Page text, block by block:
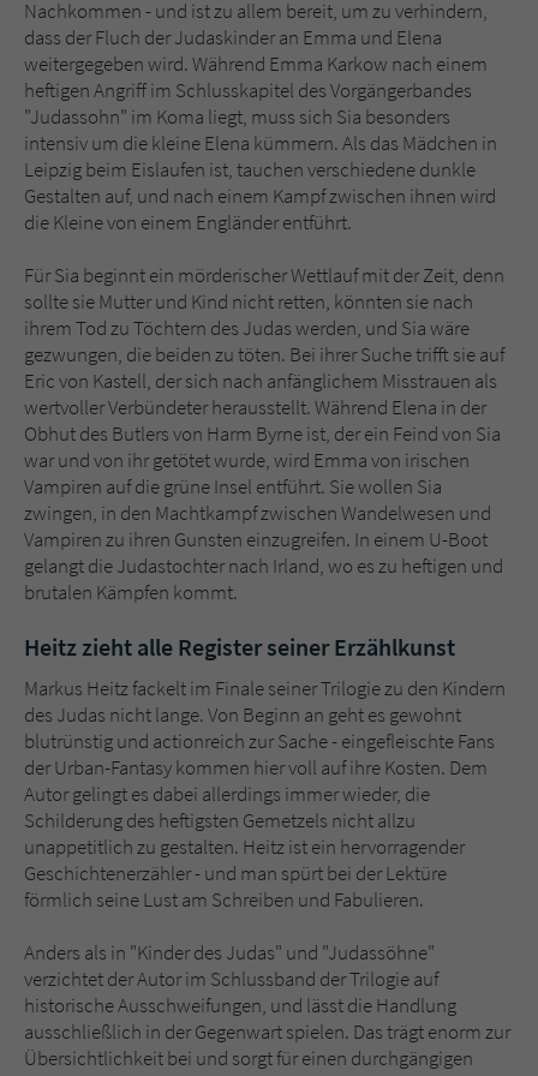
Nachkommen - und ist zu allem bereit, um zu verhindern,
dass der Fluch der Judaskinder an Emma und Elena
weitergegeben wird. Während Emma Karkow nach einem
heftigen Angriff im Schlusskapitel des Vorgängerbandes
"Judassohn" im Koma liegt, muss sich Sia besonders
intensiv um die kleine Elena kümmern. Als das Mädchen in
Leipzig beim Eislaufen ist, tauchen verschiedene dunkle
Gestalten auf, und nach einem Kampf zwischen ihnen wird
die Kleine von einem Engländer entführt.
Für Sia beginnt ein mörderischer Wettlauf mit der Zeit, denn
sollte sie Mutter und Kind nicht retten, könnten sie nach
ihrem Tod zu Töchtern des Judas werden, und Sia wäre
gezwungen, die beiden zu töten. Bei ihrer Suche trifft sie auf
Eric von Kastell, der sich nach anfänglichem Misstrauen als
wertvoller Verbündeter herausstellt. Während Elena in der
Obhut des Butlers von Harm Byrne ist, der ein Feind von Sia
war und von ihr getötet wurde, wird Emma von irischen
Vampiren auf die grüne Insel entführt. Sie wollen Sia
zwingen, in den Machtkampf zwischen Wandelwesen und
Vampiren zu ihren Gunsten einzugreifen. In einem U-Boot
gelangt die Judastochter nach Irland, wo es zu heftigen und
brutalen Kämpfen kommt.
Heitz zieht alle Register seiner Erzählkunst
Markus Heitz fackelt im Finale seiner Trilogie zu den Kindern
des Judas nicht lange. Von Beginn an geht es gewohnt
blutrünstig und actionreich zur Sache - eingefleischte Fans
der Urban-Fantasy kommen hier voll auf ihre Kosten. Dem
Autor gelingt es dabei allerdings immer wieder, die
Schilderung des heftigsten Gemetzels nicht allzu
unappetitlich zu gestalten. Heitz ist ein hervorragender
Geschichtenerzähler - und man spürt bei der Lektüre
förmlich seine Lust am Schreiben und Fabulieren.
Anders als in "Kinder des Judas" und "Judassöhne"
verzichtet der Autor im Schlussband der Trilogie auf
historische Ausschweifungen, und lässt die Handlung
ausschließlich in der Gegenwart spielen. Das trägt enorm zur
Übersichtlichkeit bei und sorgt für einen durchgängigen
Sicherheitscode des Kontaktformulars zu
überprüfen.